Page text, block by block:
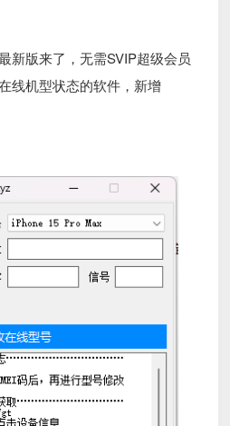
新版来了，无需SVIP超级会员
线机型状态的软件，新增